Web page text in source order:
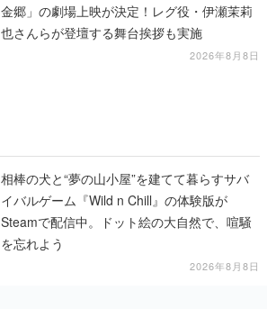
金郷」の劇場上映が決定！レグ役・伊瀬茉莉
也さんらが登壇する舞台挨拶も実施
2026年8月8日
相棒の犬と“夢の山小屋”を建てて暮らすサバ
イバルゲーム『Wild n Chill』の体験版が
Steamで配信中。ドット絵の大自然で、喧騒
を忘れよう
2026年8月8日